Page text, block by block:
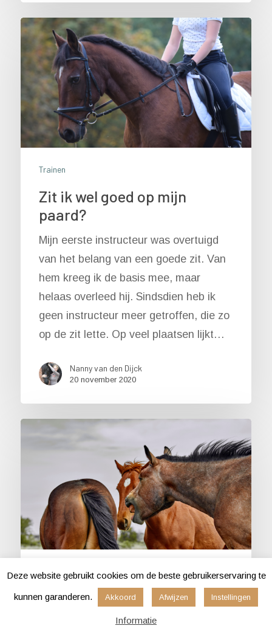
Trainen
Zit ik wel goed op mijn
paard?
Mijn eerste instructeur was overtuigd
van het belang van een goede zit. Van
hem kreeg ik de basis mee, maar
helaas overleed hij. Sindsdien heb ik
geen instructeur meer getroffen, die zo
op de zit lette. Op veel plaatsen lijkt…
Nanny van den Dijck
20 november 2020
Gedrag
Welke
communicatiesignalen
Deze website gebruikt cookies om de beste gebruikerservaring te
kunnen garanderen. Akkoord Afwijzen Instellingen
Informatie